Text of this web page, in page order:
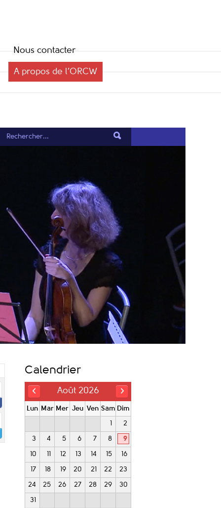
Nous contacter
A propos de l’ORCW
Calendrier
Août 2026
Lun Mar Mer Jeu Ven Sam Dim
1 2
3 4 5 6 7 8 9
10 11 12 13 14 15 16
17 18 19 20 21 22 23
24 25 26 27 28 29 30
31